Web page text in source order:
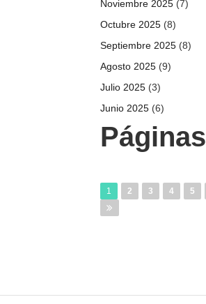
Noviembre 2025 (7)
Octubre 2025 (8)
Septiembre 2025 (8)
Agosto 2025 (9)
Julio 2025 (3)
Junio 2025 (6)
Páginas
1 2 3 4 5